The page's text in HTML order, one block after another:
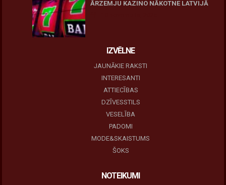
ĀRZEMJU KAZINO NĀKOTNE LATVIJĀ
IZVĒLNE
JAUNĀKIE RAKSTI
INTERESANTI
ATTIECĪBAS
DZĪVESSTILS
VESELĪBA
PADOMI
MODE&SKAISTUMS
ŠOKS
NOTEIKUMI